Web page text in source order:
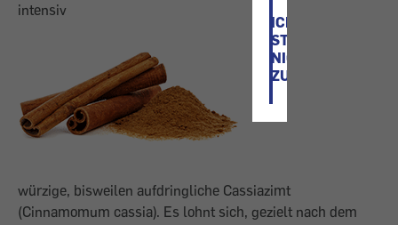
ICH
STIMME
NICHT
ZU
intensiv
würzige, bisweilen aufdringliche Cassiazimt
(Cinnamomum cassia). Es lohnt sich, gezielt nach dem